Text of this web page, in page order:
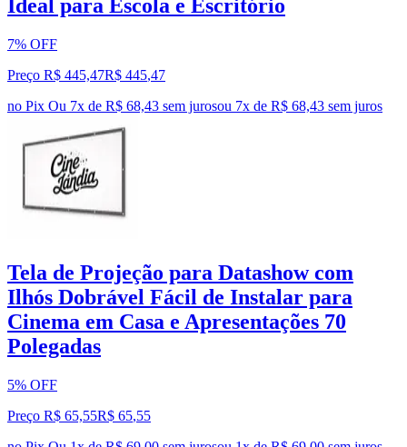
Ideal para Escola e Escritório
7% OFF
Preço R$ 445,47R$ 445,47
no Pix Ou 7x de R$ 68,43 sem jurosou 7x de R$ 68,43 sem juros
Tela de Projeção para Datashow com
Ilhós Dobrável Fácil de Instalar para
Cinema em Casa e Apresentações 70
Polegadas
5% OFF
Preço R$ 65,55R$ 65,55